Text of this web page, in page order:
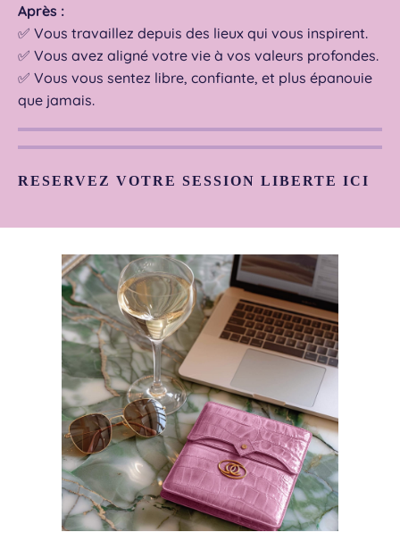
Après :
✅ Vous travaillez depuis des lieux qui vous inspirent.
✅ Vous avez aligné votre vie à vos valeurs profondes.
✅ Vous vous sentez libre, confiante, et plus épanouie
que jamais.
RESERVEZ VOTRE SESSION LIBERTE ICI